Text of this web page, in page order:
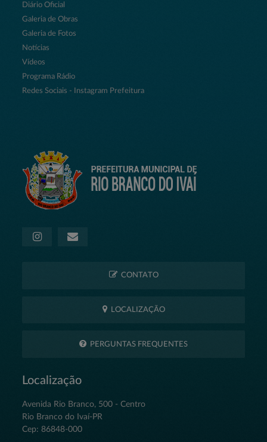
Diário Oficial
Galeria de Obras
Galeria de Fotos
Notícias
Vídeos
Programa Rádio
Redes Sociais - Instagram Prefeitura
CONTATO
LOCALIZAÇÃO
PERGUNTAS FREQUENTES
Localização
Avenida Rio Branco, 500 - Centro
Rio Branco do Ivaí-PR
Cep: 86848-000